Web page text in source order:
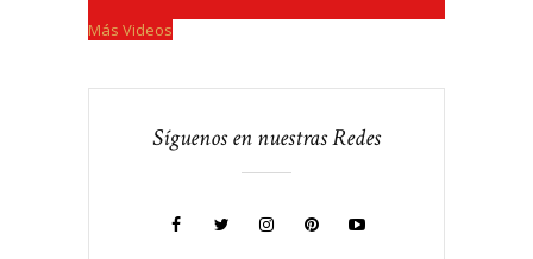
Más Videos
Síguenos en nuestras Redes